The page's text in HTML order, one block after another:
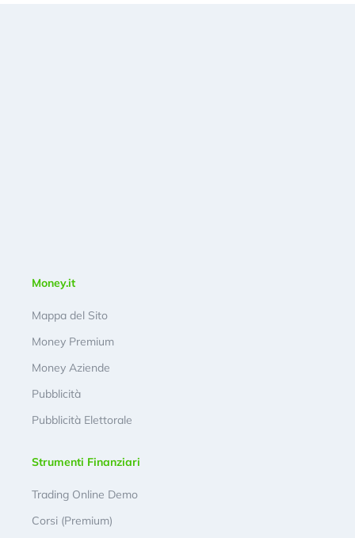
Money.it
Mappa del Sito
Money Premium
Money Aziende
Pubblicità
Pubblicità Elettorale
Strumenti Finanziari
Trading Online Demo
Corsi (Premium)